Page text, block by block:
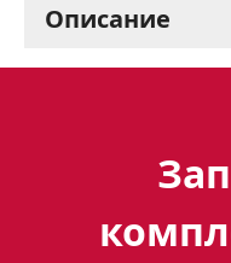
Описание
для